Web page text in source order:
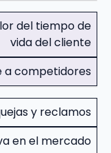
del tiempo de
vida del cliente
a competidores
y reclamos
en el mercado